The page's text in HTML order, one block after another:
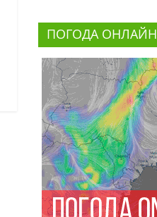
ПОГОДА ОНЛАЙН